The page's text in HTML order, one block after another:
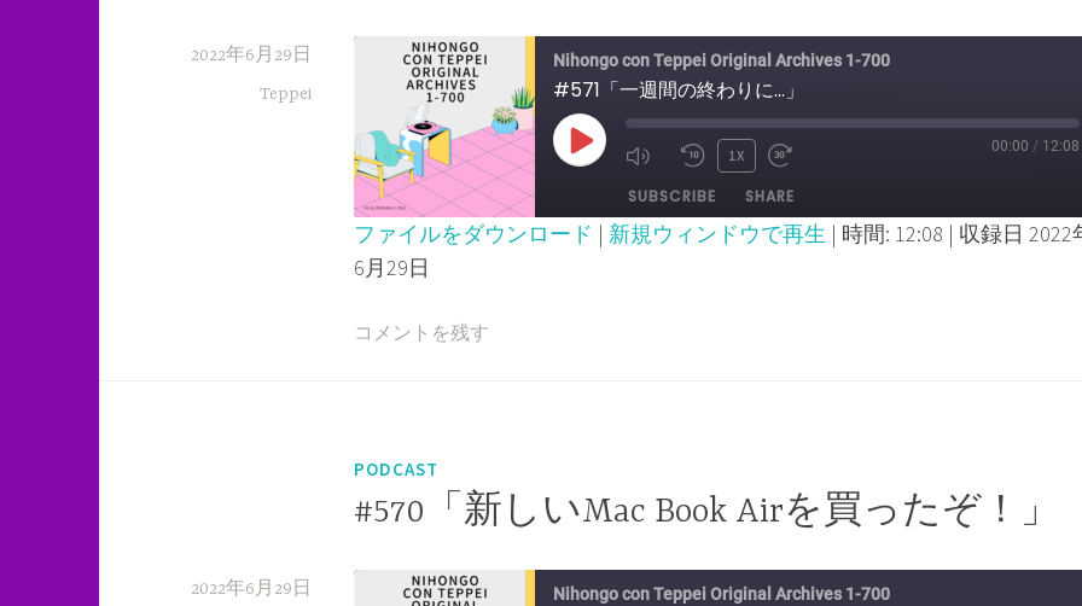
2022年6月29日
Teppei
Nihongo con Teppei Original Archives 1-700
#571「一週間の終わりに...」
PLAY
EPISODE
MUTE/UNMUTE
EPISODE
REWIND
10
1X
FORWARD
00:00 / 12:08
SUBSCRIBE SHARE
SHARE
ファイルをダウンロード | 新規ウィンドウで再生 | 時間: 12:08 | 収録日 2022
6月29日
コメントを残す
PODCAST
#570「新しいMac Book Airを買ったぞ！」
2022年6月29日
Nihongo con Teppei Original Archives 1-700